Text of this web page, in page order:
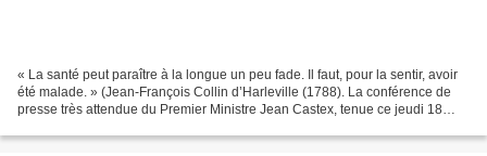
« La santé peut paraître à la longue un peu fade. Il faut, pour la sentir, avoir
été malade. » (Jean-François Collin d’Harleville (1788). La conférence de
presse très attendue du Premier Ministre Jean Castex, tenue ce jeudi 18